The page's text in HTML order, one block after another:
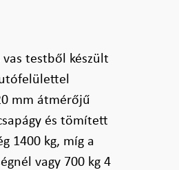
testből készült
mm átmérőjű
és tömített
1400 kg, míg a
vagy 700 kg 4